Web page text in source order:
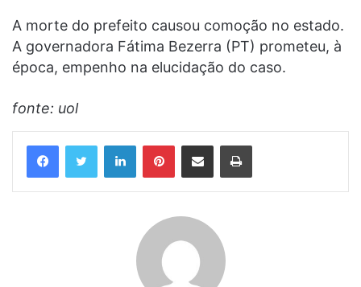
A morte do prefeito causou comoção no estado.
A governadora Fátima Bezerra (PT) prometeu, à
época, empenho na elucidação do caso.
fonte: uol
LinkedinPinterestCompartilhar via e-mail Imprimir